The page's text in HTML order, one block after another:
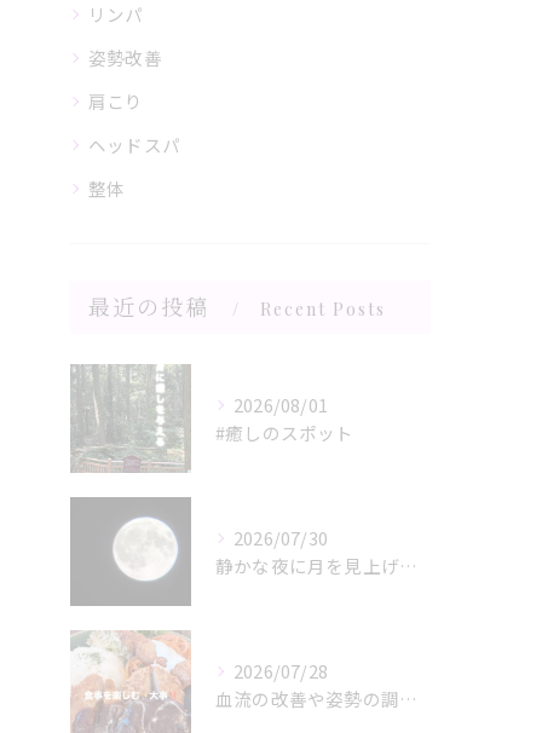
リンパ
姿勢改善
肩こり
ヘッドスパ
整体
最近の投稿 Recent Posts
2026/08/01
#癒しのスポット
2026/07/30
静かな夜に月を見上げるひととき、心と体がリラックスモードに誘...
2026/07/28
血流の改善や姿勢の調整が、日々の健康を支える鍵。